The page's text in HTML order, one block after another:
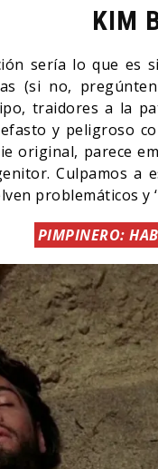
KIM
sería lo que es
(si no,
traidores a la
y peligroso
original, parece
Culpamos a
problemáticos y
PIMPINERO:
AFIRMA